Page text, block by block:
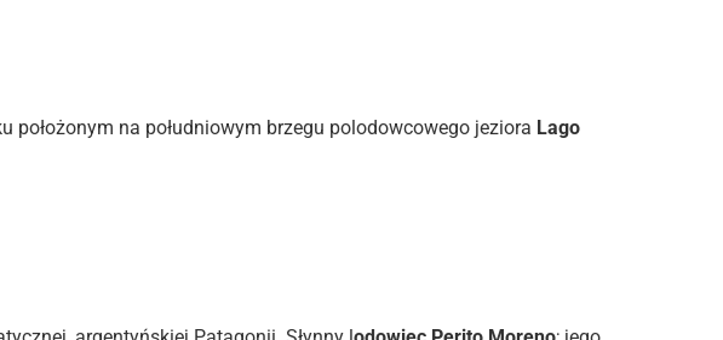
na południowym brzegu polodowcowego jeziora Lago